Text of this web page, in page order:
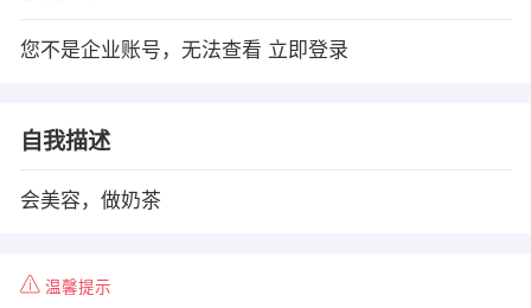
您不是企业账号，无法查看 立即登录
自我描述
会美容，做奶茶
温馨提示